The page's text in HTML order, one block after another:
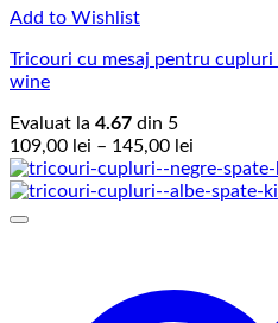
Add to Wishlist
Tricouri cu mesaj pentru
wine
Evaluat la 4.67 din 5
109,00 lei – 145,00 lei
de
prețuri: